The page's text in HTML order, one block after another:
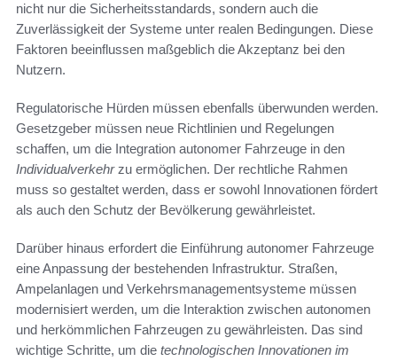
nicht nur die Sicherheitsstandards, sondern auch die
Zuverlässigkeit der Systeme unter realen Bedingungen. Diese
Faktoren beeinflussen maßgeblich die Akzeptanz bei den
Nutzern.
Regulatorische Hürden müssen ebenfalls überwunden werden.
Gesetzgeber müssen neue Richtlinien und Regelungen
schaffen, um die Integration autonomer Fahrzeuge in den
Individualverkehrzu ermöglichen. Der rechtliche Rahmen
muss so gestaltet werden, dass er sowohl Innovationen fördert
als auch den Schutz der Bevölkerung gewährleistet.
Darüber hinaus erfordert die Einführung autonomer Fahrzeuge
eine Anpassung der bestehenden Infrastruktur. Straßen,
Ampelanlagen und Verkehrsmanagementsysteme müssen
modernisiert werden, um die Interaktion zwischen autonomen
und herkömmlichen Fahrzeugen zu gewährleisten. Das sind
wichtige Schritte, um die technologischen Innovationen im